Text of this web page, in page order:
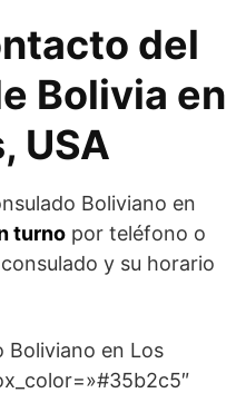
del
Bolivia en
USA
Boliviano en
turno por teléfono o
y su horario
Boliviano en Los